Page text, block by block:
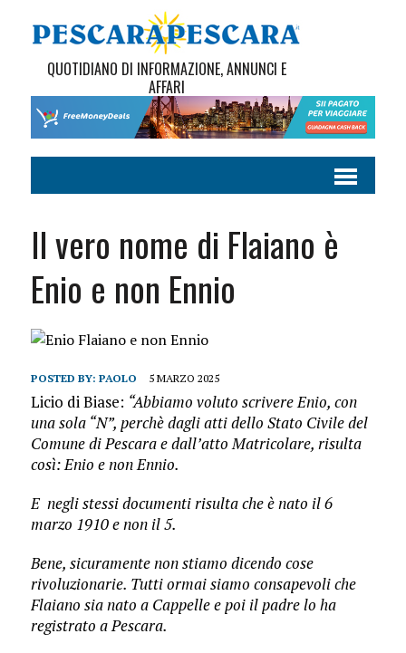
QUOTIDIANO DI INFORMAZIONE, ANNUNCI E
AFFARI
Il vero nome di Flaiano è
Enio e non Ennio
POSTED BY: PAOLO 5 MARZO 2025
Licio di Biase: “Abbiamo voluto scrivere Enio, con
una sola “N”, perchè dagli atti dello Stato Civile del
Comune di Pescara e dall’atto Matricolare, risulta
così: Enio e non Ennio.
E negli stessi documenti risulta che è nato il 6
marzo 1910 e non il 5.
Bene, sicuramente non stiamo dicendo cose
rivoluzionarie. Tutti ormai siamo consapevoli che
Flaiano sia nato a Cappelle e poi il padre lo ha
registrato a Pescara.